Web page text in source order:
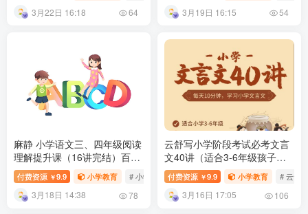
3月22日 16:18 64 3月19日 16:15 54
麻静 小学语文三、四年级阅读
理解提升课（16讲完结）百度
网盘下载
付费资源 ￥9.9 小学教育 # 小学语文 # 阅读理解 # 麻静
3月18日 14:38 78
云舒写小学阶段考试必考文言
文40讲（适合3-6年级孩子）
百度网盘下载
付费资源 ￥9.9 小学教育 # 云舒写
3月16日 17:05 106